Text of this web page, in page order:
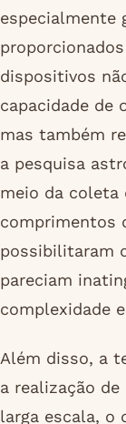
especialmente
dispositivos
capacidade de
mas também
a pesquisa
meio da coleta
comprimentos
possibilitaram
pareciam
complexidade
Além disso, a
a realização
larga escala, o